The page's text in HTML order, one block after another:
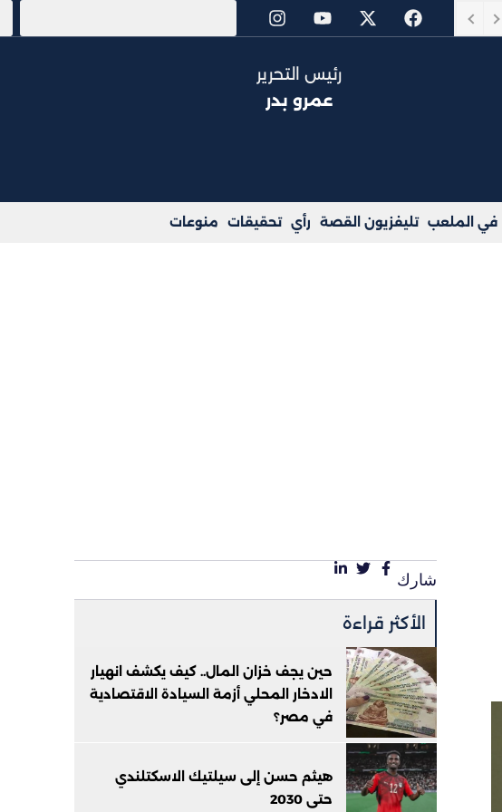
رئيس التحرير
عمرو بدر
في الملعب تليفزيون القصة رأي تحقيقات منوعات
شارك
الأكثر قراءة
حين يجف خزان المال.. كيف يكشف انهيار
الادخار المحلي أزمة السيادة الاقتصادية
في مصر؟
هيثم حسن إلى سيلتيك الاسكتلندي
حتى 2030